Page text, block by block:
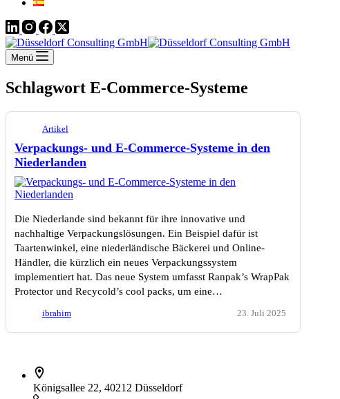
Menü
Schlagwort E-Commerce-Systeme
Artikel
Verpackungs- und E-Commerce-Systeme in den
Niederlanden
Die Niederlande sind bekannt für ihre innovative und
nachhaltige Verpackungslösungen. Ein Beispiel dafür ist
Taartenwinkel, eine niederländische Bäckerei und Online-
Händler, die kürzlich ein neues Verpackungssystem
implementiert hat. Das neue System umfasst Ranpak’s WrapPak
Protector und Recycold’s cool packs, um eine…
ibrahim 23. Juli 2025
Königsallee 22, 40212 Düsseldorf